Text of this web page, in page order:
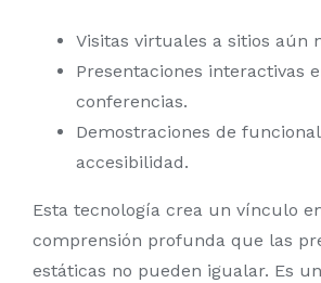
Visitas virtuales a sitios aún
Presentaciones interactivas
conferencias.
Demostraciones de
accesibilidad.
Esta tecnología crea un vínculo
comprensión profunda que las
estáticas no pueden igualar. Es